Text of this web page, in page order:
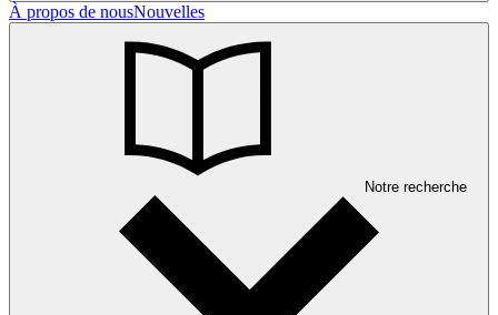
À propos de nousNouvelles
Notre recherche